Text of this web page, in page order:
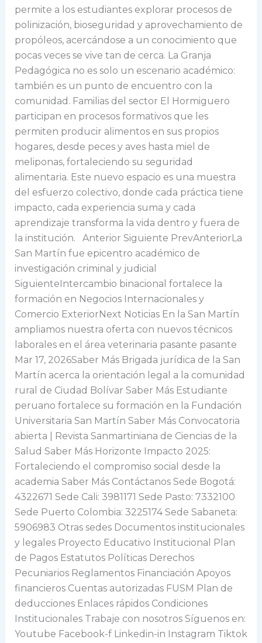
permite a los estudiantes explorar procesos de
polinización, bioseguridad y aprovechamiento de
propóleos, acercándose a un conocimiento que
pocas veces se vive tan de cerca. La Granja
Pedagógica no es solo un escenario académico:
también es un punto de encuentro con la
comunidad. Familias del sector El Hormiguero
participan en procesos formativos que les
permiten producir alimentos en sus propios
hogares, desde peces y aves hasta miel de
meliponas, fortaleciendo su seguridad
alimentaria. Este nuevo espacio es una muestra
del esfuerzo colectivo, donde cada práctica tiene
impacto, cada experiencia suma y cada
aprendizaje transforma la vida dentro y fuera de
la institución. Anterior Siguiente PrevAnteriorLa
San Martín fue epicentro académico de
investigación criminal y judicial
SiguienteIntercambio binacional fortalece la
formación en Negocios Internacionales y
Comercio ExteriorNext Noticias En la San Martín
ampliamos nuestra oferta con nuevos técnicos
laborales en el área veterinaria pasante pasante
Mar 17, 2026Saber Más Brigada jurídica de la San
Martín acerca la orientación legal a la comunidad
rural de Ciudad Bolívar Saber Más Estudiante
peruano fortalece su formación en la Fundación
Universitaria San Martín Saber Más Convocatoria
abierta | Revista Sanmartiniana de Ciencias de la
Salud Saber Más Horizonte Impacto 2025:
Fortaleciendo el compromiso social desde la
academia Saber Más Contáctanos Sede Bogotá:
4322671 Sede Cali: 3981171 Sede Pasto: 7332100
Sede Puerto Colombia: 3225174 Sede Sabaneta:
5906983 Otras sedes Documentos institucionales
y legales Proyecto Educativo Institucional Plan
de Pagos Estatutos Políticas Derechos
Pecuniarios Reglamentos Financiación Apoyos
financieros Cuentas autorizadas FUSM Plan de
deducciones Enlaces rápidos Condiciones
Institucionales Trabaje con nosotros Síguenos en:
Youtube Facebook-f Linkedin-in Instagram Tiktok